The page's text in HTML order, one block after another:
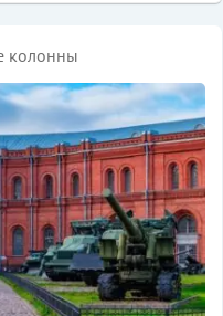
колонны